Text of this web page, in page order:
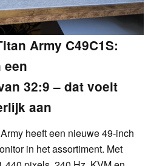
Army C49C1S:
een
32:9 – dat voelt
aan
heeft een nieuwe 49-inch
in het assortiment. Met